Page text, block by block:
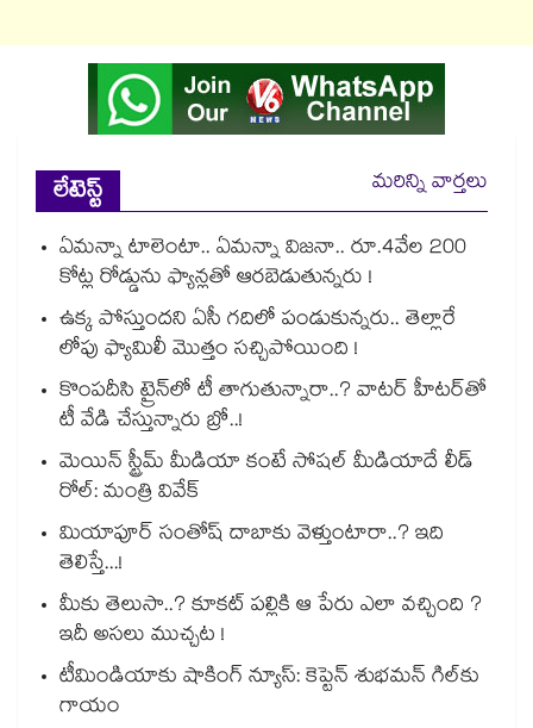
లేటెస్ట్
మరిన్ని వార్తలు
ఏమన్నా టాలెంటా.. ఏమన్నా విజనా.. రూ.4వేల 200
కోట్ల రోడ్డును ఫ్యాన్లతో ఆరబెడుతున్నరు !
ఉక్క పోస్తుందని ఏసీ గదిలో పండుకున్నరు.. తెల్లారే
లోపు ఫ్యామిలీ మొత్తం సచ్చిపోయింది !
కొంపదీసి ట్రైన్⁬లో టీ తాగుతున్నారా..? వాటర్ హీటర్⁭⁭తో
టీ వేడి చేస్తున్నారు బ్రో..!
మెయిన్ స్ట్రీమ్ మీడియా కంటే సోషల్ మీడియాదే లీడ్
రోల్: మంత్రి వివేక్
మియాపూర్ సంతోష్ దాబాకు వెళ్తుంటారా..? ఇది
తెలిస్తే...!
మీకు తెలుసా..? కూకట్ పల్లికి ఆ పేరు ఎలా వచ్చింది ?
ఇదీ అసలు ముచ్చట !
టీమిండియాకు షాకింగ్ న్యూస్: కెప్టెన్ శుభమన్ గిల్‎కు
గాయం